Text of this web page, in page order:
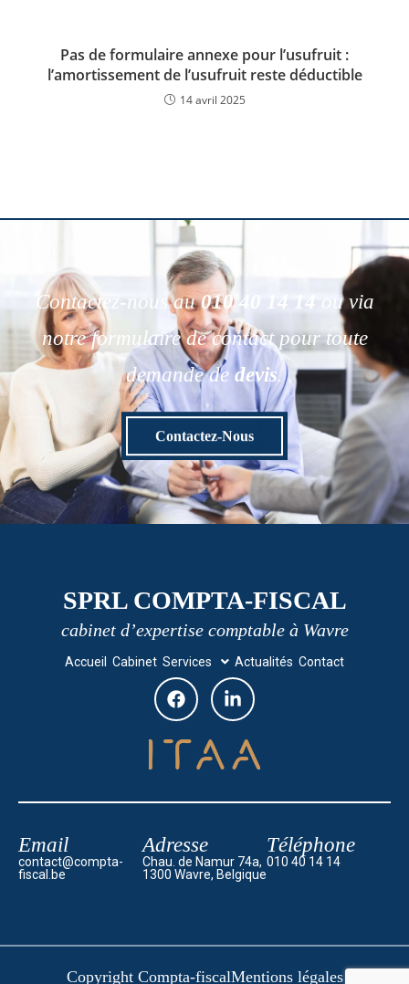
Pas de formulaire annexe pour l’usufruit :
l’amortissement de l’usufruit reste déductible
14 avril 2025
Contactez-nous au010 40 14 14
ou via
notre formulaire de contact pour toute
demande de devis.
Contactez-Nous
SPRL COMPTA-FISCAL
cabinet d’expertise comptable à Wavre
Accueil Cabinet Services Actualités Contact
Email
contact@compta-
fiscal.be
Adresse
Chau. de Namur 74a,
1300 Wavre, Belgique
Téléphone
010 40 14 14
Copyright Compta-fiscalMentions légales